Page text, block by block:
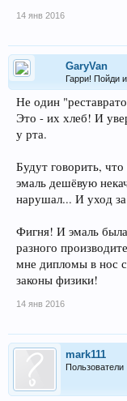
14 янв 2016
GaryVan
Гарри! Пойди
Не один
Это - их хлеб! И
у рта.
Будут говорить,
эмаль дешёвую
нарушал... И уход
Фигня! И эмаль
разного
мне дипломы в нос
законы физики!
14 янв 2016
mark111
Пользователи